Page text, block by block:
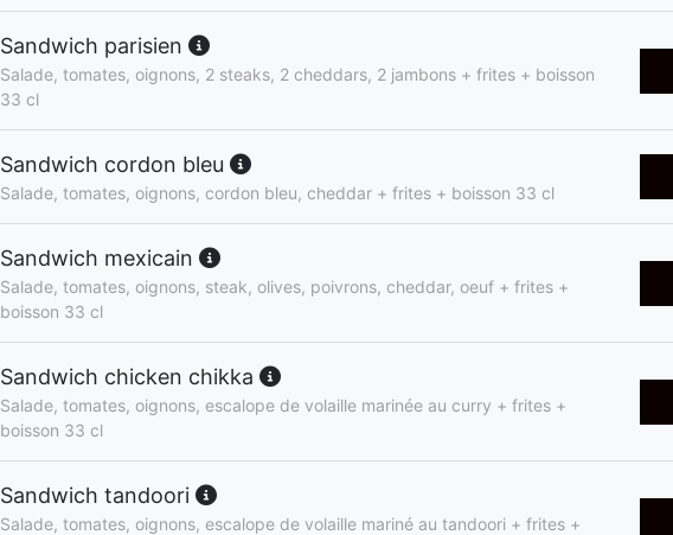
Sandwich parisien
Salade, tomates, oignons, 2 steaks, 2 cheddars, 2 jambons + frites + boisson
33 cl
Sandwich cordon bleu
Salade, tomates, oignons, cordon bleu, cheddar + frites + boisson 33 cl
Sandwich mexicain
Salade, tomates, oignons, steak, olives, poivrons, cheddar, oeuf + frites +
boisson 33 cl
Sandwich chicken chikka
Salade, tomates, oignons, escalope de volaille marinée au curry + frites +
boisson 33 cl
Sandwich tandoori
Salade, tomates, oignons, escalope de volaille mariné au tandoori + frites +